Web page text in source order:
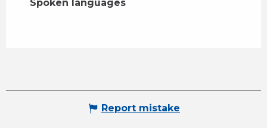
Spoken languages
Spoken languages
Report mistake